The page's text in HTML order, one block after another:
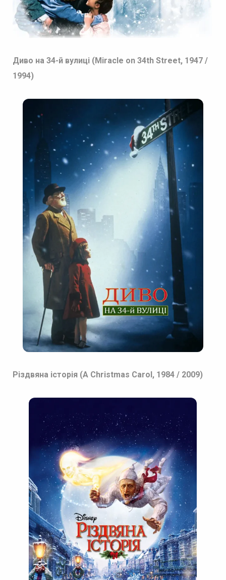
Диво на 34-й вулиці (Miracle on 34th Street, 1947 /
1994)
Різдвяна історія (A Christmas Carol, 1984 / 2009)